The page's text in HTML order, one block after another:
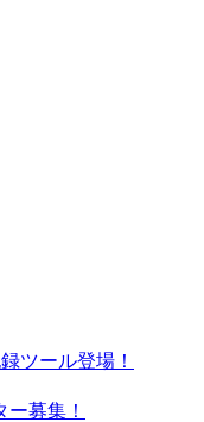
ツール登場！
募集！